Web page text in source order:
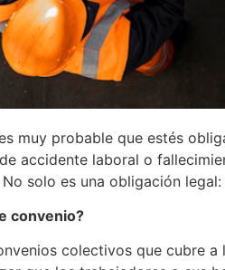
muy probable que estés
accidente laboral o
solo es una obligación
convenio?
colectivos que cubre